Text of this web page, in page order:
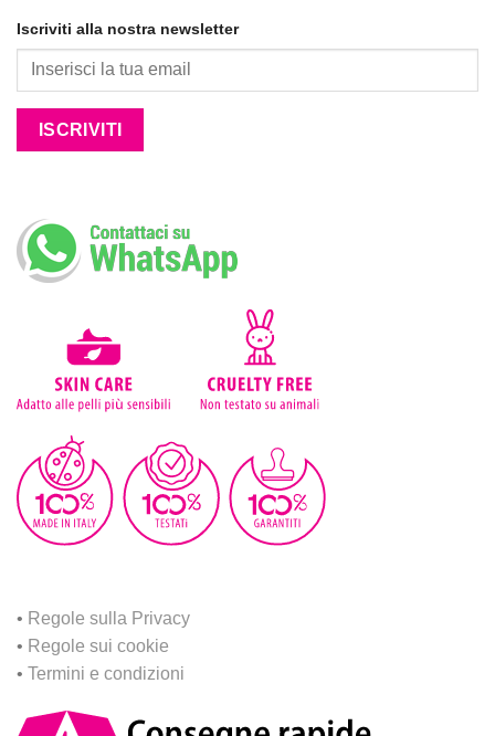
Iscriviti alla nostra newsletter
• Regole sulla Privacy
• Regole sui cookie
• Termini e condizioni